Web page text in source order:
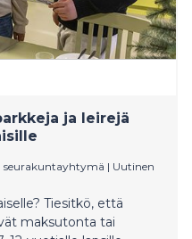
ja leirejä
seurakuntayhtymä | Uutinen
Tiesitkö, että
maksutonta tai